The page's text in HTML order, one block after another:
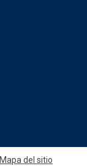
Mapa del sitio